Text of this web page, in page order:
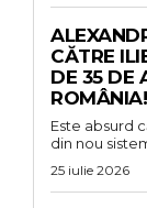
CĂTRE
DE 35 DE
Este absurd
din nou
25 iulie 2026